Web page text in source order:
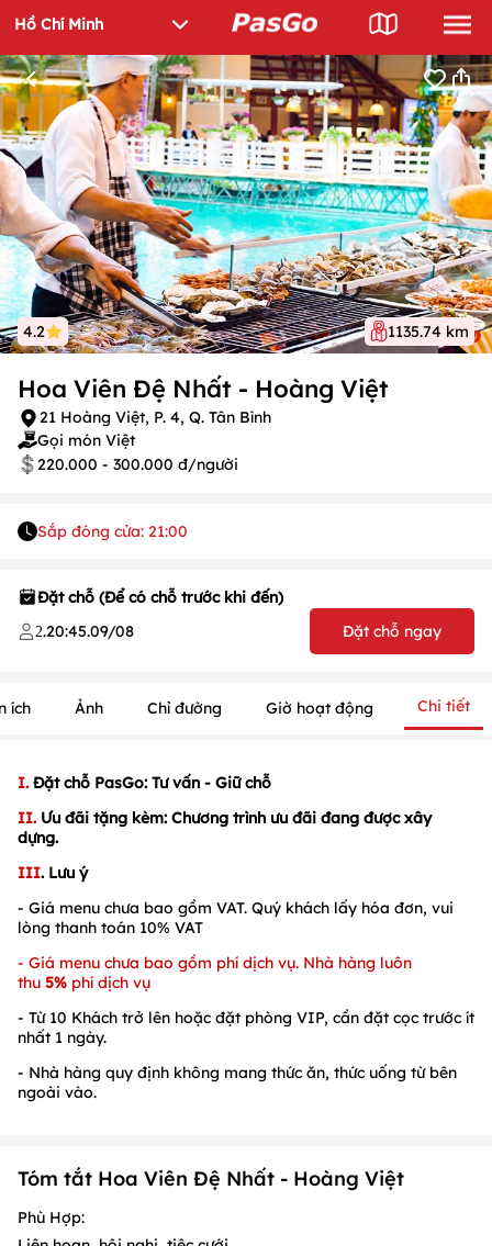
4.2 1135.74 km
Hoa Viên Đệ Nhất - Hoàng Việt
21 Hoàng Việt, P. 4, Q. Tân Bình
Gọi món Việt
220.000 - 300.000 đ/người
Sắp đóng cửa: 21:00
Đặt chỗ (Để có chỗ trước khi đến)
2.20:45.09/08 Đặt chỗ ngay
ích Ảnh Chỉ đường Giờ hoạt động Chi tiết
I. Đặt chỗ PasGo: Tư vấn - Giữ chỗ
II. Ưu đãi tặng kèm: Chương trình ưu đãi đang được xây
dựng.
III. Lưu ý
- Giá menu chưa bao gồm VAT. Quý khách lấy hóa đơn, vui
lòng thanh toán 10% VAT
- Giá menu chưa bao gồm phí dịch vụ. Nhà hàng luôn
thu 5% phí dịch vụ
- Từ 10 Khách trở lên hoặc đặt phòng VIP, cần đặt cọc trước ít
nhất 1 ngày.
- Nhà hàng quy định không mang thức ăn, thức uống từ bên
ngoài vào.
Tóm tắt Hoa Viên Đệ Nhất - Hoàng Việt
Phù Hợp: